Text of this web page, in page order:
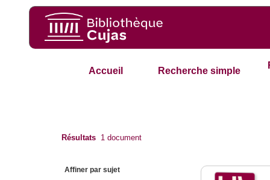
Accueil Recherche simple
Résultats 1 document
Affiner par sujet